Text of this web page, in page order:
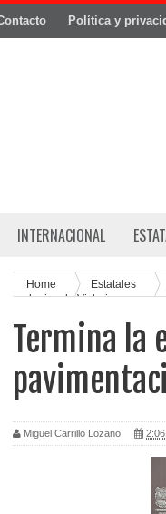
Política y
INTERNACIONAL
Home Estatales
colonias de Victoria
Termina la
Miguel Carrillo Lozano